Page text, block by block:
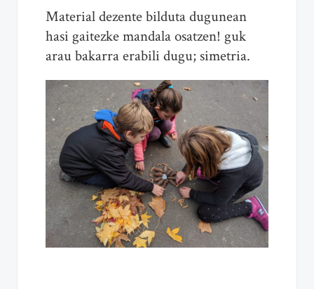
Material dezente bilduta dugunean
hasi gaitezke mandala osatzen! guk
arau bakarra erabili dugu; simetria.